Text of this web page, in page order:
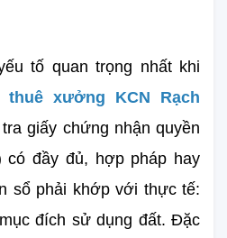
tố quan trọng nhất khi
thuê xưởng KCN Rạch
giấy chứng nhận quyền
có đầy đủ, hợp pháp hay
sổ phải khớp với thực tế:
đích sử dụng đất. Đặc